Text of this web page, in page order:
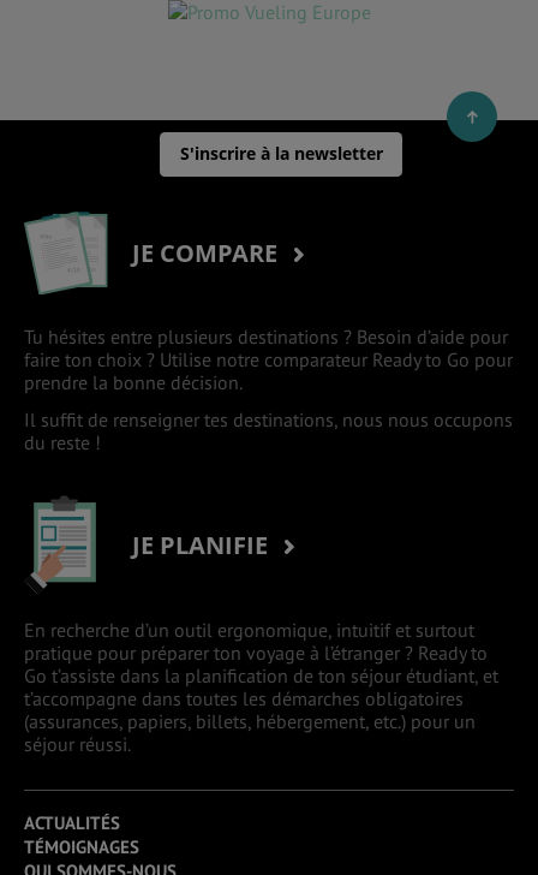
S'inscrire à la newsletter
JE COMPARE
Tu hésites entre plusieurs destinations ? Besoin d’aide pour
faire ton choix ? Utilise notre comparateur Ready to Go pour
prendre la bonne décision.
Il suffit de renseigner tes destinations, nous nous occupons
du reste !
JE PLANIFIE
En recherche d’un outil ergonomique, intuitif et surtout
pratique pour préparer ton voyage à l’étranger ? Ready to
Go t’assiste dans la planification de ton séjour étudiant, et
t’accompagne dans toutes les démarches obligatoires
(assurances, papiers, billets, hébergement, etc.) pour un
séjour réussi.
ACTUALITÉS
TÉMOIGNAGES
QUI SOMMES-NOUS